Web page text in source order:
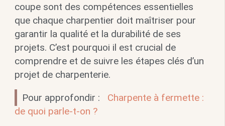
coupe sont des compétences essentielles
que chaque charpentier doit maîtriser pour
garantir la qualité et la durabilité de ses
projets. C’est pourquoi il est crucial de
comprendre et de suivre les étapes clés d’un
projet de charpenterie.
Pour approfondir :
Charpente à fermette :
de quoi parle-t-on ?